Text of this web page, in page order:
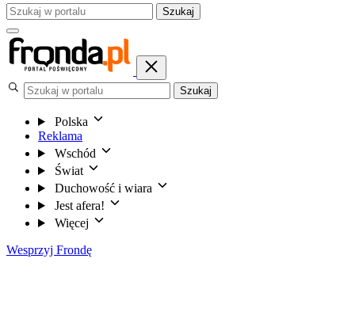
Szukaj
Szukaj
Polska
Reklama
Wschód
Świat
Duchowość i wiara
Jest afera!
Więcej
Wesprzyj Frondę